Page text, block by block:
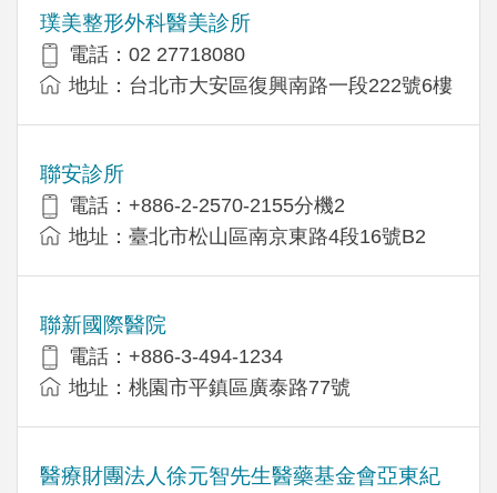
璞美整形外科醫美診所
電話：02 27718080
地址：台北市大安區復興南路一段222號6樓
聯安診所
電話：+886-2-2570-2155分機2
地址：臺北市松山區南京東路4段16號B2
聯新國際醫院
電話：+886-3-494-1234
地址：桃園市平鎮區廣泰路77號
醫療財團法人徐元智先生醫藥基金會亞東紀